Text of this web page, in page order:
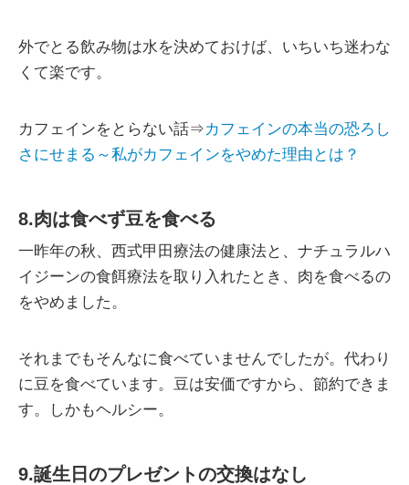
外でとる飲み物は水を決めておけば、いちいち迷わな
くて楽です。
カフェインをとらない話⇒カフェインの本当の恐ろし
さにせまる～私がカフェインをやめた理由とは？
8.肉は食べず豆を食べる
一昨年の秋、西式甲田療法の健康法と、ナチュラルハ
イジーンの食餌療法を取り入れたとき、肉を食べるの
をやめました。
それまでもそんなに食べていませんでしたが。代わり
に豆を食べています。豆は安価ですから、節約できま
す。しかもヘルシー。
9.誕生日のプレゼントの交換はなし